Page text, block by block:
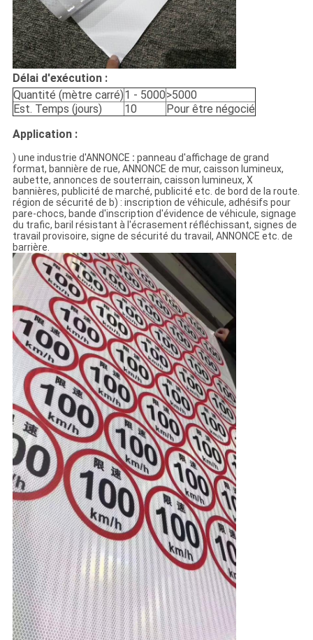
Délai d'exécution :
Quantité (mètre carré)1 - 5000>5000
Est. Temps (jours)
10
Pour être négocié
Application :
) une industrie d'ANNONCE : panneau d'affichage de grand
format, bannière de rue, ANNONCE de mur, caisson lumineux,
aubette, annonces de souterrain, caisson lumineux, X
bannières, publicité de marché, publicité etc. de bord de la route.
région de sécurité de b) : inscription de véhicule, adhésifs pour
pare-chocs, bande d'inscription d'évidence de véhicule, signage
du trafic, baril résistant à l'écrasement réfléchissant, signes de
travail provisoire, signe de sécurité du travail, ANNONCE etc. de
barrière.